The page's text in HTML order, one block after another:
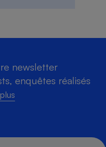
newsletter
enquêtes réalisés